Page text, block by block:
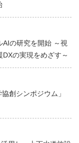
の研究を開始 ～視
の実現をめざす～
創シンポジウム」